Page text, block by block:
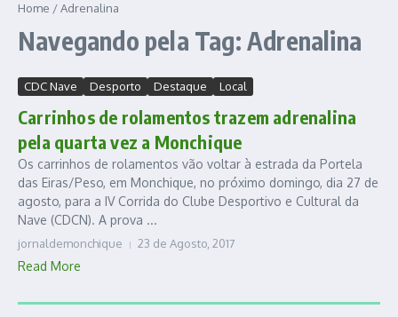
Home /Adrenalina
Navegando pela Tag: Adrenalina
CDC Nave Desporto Destaque Local
Carrinhos de rolamentos trazem adrenalina
pela quarta vez a Monchique
Os carrinhos de rolamentos vão voltar à estrada da Portela
das Eiras/Peso, em Monchique, no próximo domingo, dia 27 de
agosto, para a IV Corrida do Clube Desportivo e Cultural da
Nave (CDCN). A prova ...
jornaldemonchique 23 de Agosto, 2017
Read More